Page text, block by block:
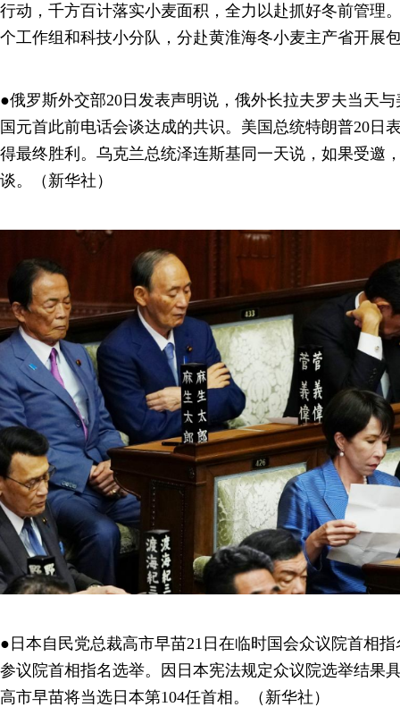
行动，千方百计落实小麦面积，全力以赴抓好冬前管理
个工作组和科技小分队，分赴黄淮海冬小麦主产省开展
●俄罗斯外交部20日发表声明说，俄外长拉夫罗夫当天
国元首此前电话会谈达成的共识。美国总统特朗普20日
得最终胜利。乌克兰总统泽连斯基同一天说，如果受邀
谈。（新华社）
●日本自民党总裁高市早苗21日在临时国会众议院首相
参议院首相指名选举。因日本宪法规定众议院选举结果
高市早苗将当选日本第104任首相。（新华社）